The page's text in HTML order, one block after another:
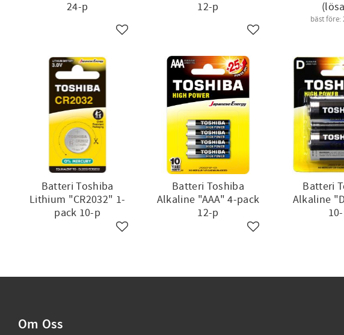
24-p
Lägg till i favoriter
12-p
Lägg till i favoriter
bäst före:
Batteri Toshiba
Lithium "CR2032" 1-
pack 10-p
Lägg till i favoriter
Batteri Toshiba
Alkaline "AAA" 4-pack
12-p
Lägg till i favoriter
Batteri
Alkaline
Om Oss